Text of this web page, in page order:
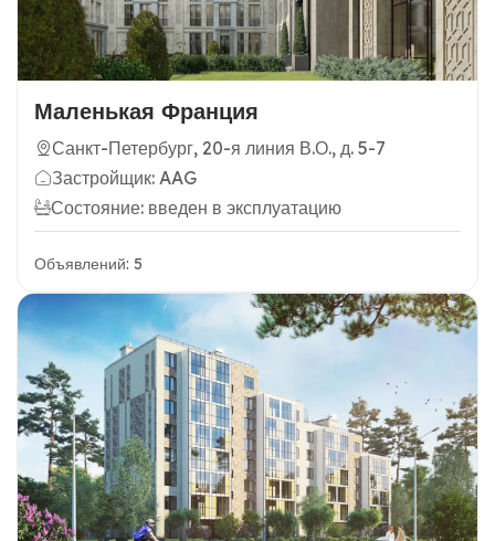
Маленькая Франция
Санкт-Петербург, 20-я линия В.О., д. 5-7
Застройщик: AAG
Состояние: введен в эксплуатацию
Объявлений: 5